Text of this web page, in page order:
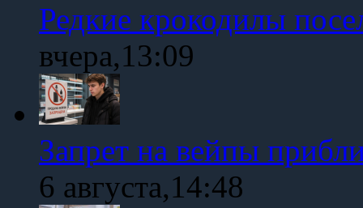
Редкие крокодилы
вчера,13:09
Запрет на вейпы
6 августа,14:48